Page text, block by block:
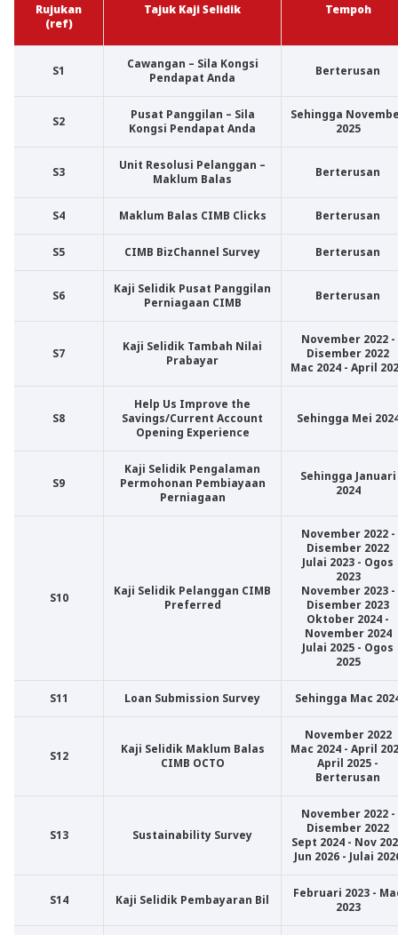
Rujukan
(ref)
Tajuk Kaji Selidik Tempoh
S1
Cawangan – Sila Kongsi
Pendapat Anda
Berterusan
S2
Pusat Panggilan – Sila
Kongsi Pendapat Anda
Sehingga
2025
S3
Unit Resolusi Pelanggan –
Maklum Balas
Berterusan
S4 Maklum Balas CIMB Clicks Berterusan
S5 CIMB BizChannel Survey Berterusan
S6
Kaji Selidik Pusat Panggilan
Perniagaan CIMB
Berterusan
S7
Kaji Selidik Tambah Nilai
Prabayar
November 2022 -
Disember 2022
Mac 2024 - April
S8
Help Us Improve the
Savings/Current Account
Opening Experience
Sehingga Mei
S9
Kaji Selidik Pengalaman
Permohonan Pembiayaan
Perniagaan
Sehingga Januari
2024
S10
Kaji Selidik Pelanggan CIMB
Preferred
November 2022 -
Disember 2022
Julai 2023 - Ogos
2023
November 2023 -
Disember 2023
Oktober 2024 -
November 2024
Julai 2025 - Ogos
2025
S11 Loan Submission Survey Sehingga Mac
S12
Kaji Selidik Maklum Balas
CIMB OCTO
November 2022
Mac 2024 - April
April 2025 -
Berterusan
S13 Sustainability Survey
November 2022 -
Disember 2022
Sept 2024 - Nov
Jun 2026 - Julai
S14 Kaji Selidik Pembayaran Bil
Februari 2023 -
2023